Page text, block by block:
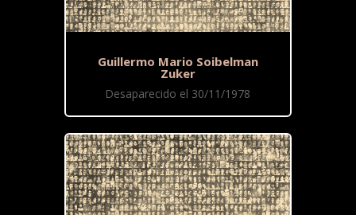
Guillermo Mario Soibelman
Zuker
Desaparecido el 30/11/1978